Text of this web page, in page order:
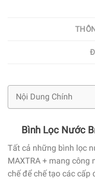
Nội Dung Chính
Bình Lọc Nước
Tất cả những bình lọc
MAXTRA + mang công
chế đểchế tạo các cấp